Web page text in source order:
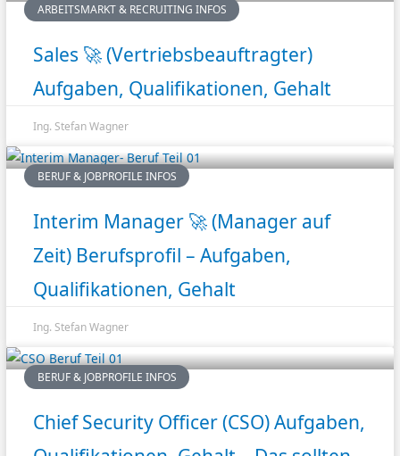
ARBEITSMARKT & RECRUITING INFOS
Sales 🚀 (Vertriebsbeauftragter)
Aufgaben, Qualifikationen, Gehalt
Ing. Stefan Wagner
BERUF & JOBPROFILE INFOS
Interim Manager 🚀 (Manager auf
Zeit) Berufsprofil – Aufgaben,
Qualifikationen, Gehalt
Ing. Stefan Wagner
BERUF & JOBPROFILE INFOS
Chief Security Officer (CSO) Aufgaben,